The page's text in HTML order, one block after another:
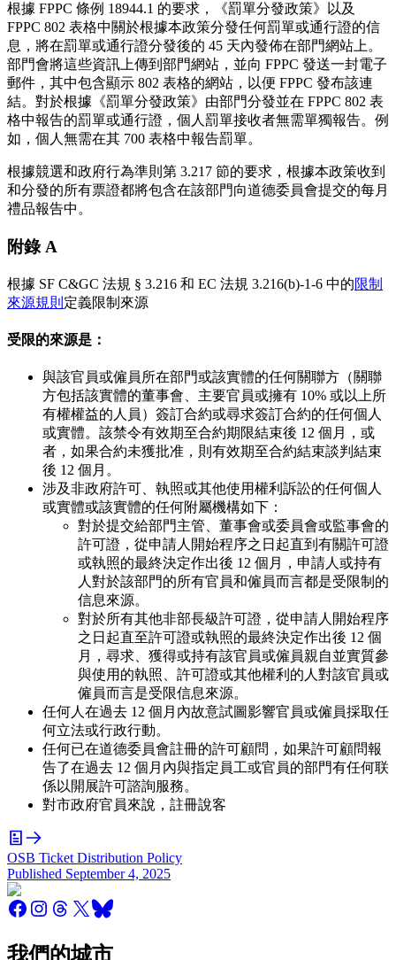
根據 FPPC 條例 18944.1 的要求，《罰單分發政策》以及
FPPC 802 表格中關於根據本政策分發任何罰單或通行證的信
息，將在罰單或通行證分發後的 45 天內發佈在部門網站上。
部門會將這些資訊上傳到部門網站，並向 FPPC 發送一封電子
郵件，其中包含顯示 802 表格的網站，以便 FPPC 發布該連
結。對於根據《罰單分發政策》由部門分發並在 FPPC 802 表
格中報告的罰單或通行證，個人罰單接收者無需單獨報告。例
如，個人無需在其 700 表格中報告罰單。
根據競選和政府行為準則第 3.217 節的要求，根據本政策收到
和分發的所有票證都將包含在該部門向道德委員會提交的每月
禮品報告中。
附錄 A
根據 SF C&GC 法規 § 3.216 和 EC 法規 3.216(b)-1-6 中的限制
來源規則 定義限制來源
受限的來源是 ：
與該官員或僱員所在部門或該實體的任何關聯方（關聯
方包括該實體的董事會、主要官員或擁有 10% 或以上所
有權權益的人員）簽訂合約或尋求簽訂合約的任何個人
或實體。該禁令有效期至合約期限結束後 12 個月，或
者，如果合約未獲批准，則有效期至合約結束談判結束
後 12 個月。
涉及非政府許可、執照或其他使用權利訴訟的任何個人
或實體或該實體的任何附屬機構如下：
對於提交給部門主管、董事會或委員會或監事會的
許可證，從申請人開始程序之日起直到有關許可證
或執照的最終決定作出後 12 個月，申請人或持有
人對於該部門的所有官員和僱員而言都是受限制的
信息來源。
對於所有其他非部長級許可證，從申請人開始程序
之日起直至許可證或執照的最終決定作出後 12 個
月，尋求、獲得或持有該官員或僱員親自並實質參
與使用的執照、許可證或其他權利的人對該官員或
僱員而言是受限信息來源。
任何人在過去 12 個月內故意試圖影響官員或僱員採取任
何立法或行政行動。
任何已在道德委員會註冊的許可顧問，如果許可顧問報
告了在過去 12 個月內與指定員工或官員的部門有任何联
係以開展許可諮詢服務。
對市政府官員來說，註冊說客
OSB Ticket Distribution Policy
Published September 4, 2025
我們的城市